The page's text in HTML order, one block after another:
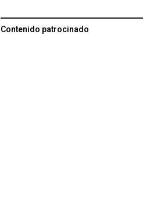
Contenido patrocinado